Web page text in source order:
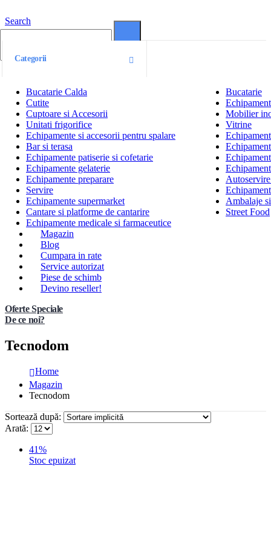
Search
Categorii
Bucatarie Calda
Bucatarie
Cutite
Cuptoare si Accesorii
Mobilier
Unitati frigorifice
Vitrine
Echipamente si accesorii pentru spalare
Bar si terasa
Echipamente patiserie si cofetarie
Echipamente gelaterie
Echipamente preparare
Servire
Echipamente supermarket
Ambalaje
Cantare si platforme de cantarire
Street Food
Echipamente medicale si farmaceutice
Magazin
Blog
Cumpara in rate
Service autorizat
Piese de schimb
Devino reseller!
Oferte Speciale
De ce noi?
Tecnodom
Home
Magazin
Tecnodom
Sortează după:
Arată:
41%
Stoc epuizat